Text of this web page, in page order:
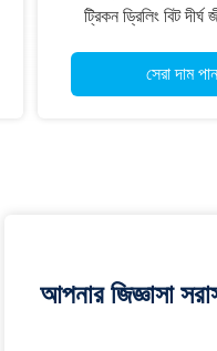
ট্রিকন ড্রিলিং বিট
সেরা দাম পান
আপনার জিজ্ঞাসা